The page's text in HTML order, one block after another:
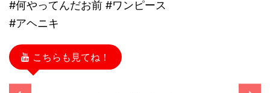
#何やってんだお前 #ワンピース
#アヘニキ
こちらも見てね！
11/13